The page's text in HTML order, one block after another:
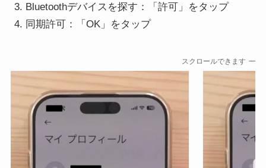
Bluetoothデバイスを探す：「許可」をタップ
同期許可：「OK」をタップ
スクロールできます